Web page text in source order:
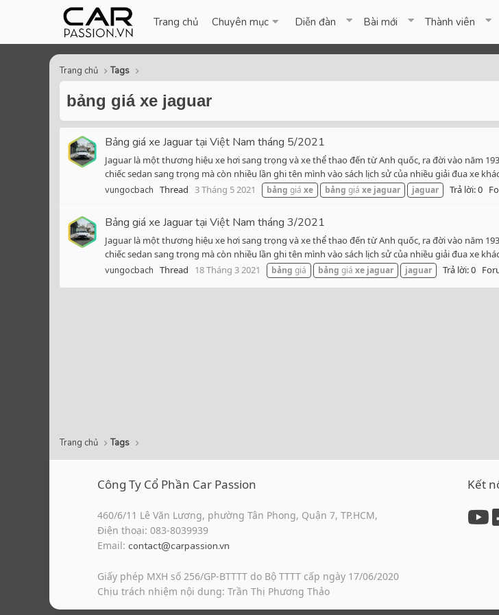
Trang chủ Chuyên mục Diễn đàn Bài mới Thành viên
Trang chủ Tags
bảng giá xe jaguar
Bảng giá xe Jaguar tại Việt Nam tháng 5/2021
Jaguar là một thương hiệu xe hơi sang trọng và xe thể thao đến từ Anh quốc, ra đời vào năm
chiếc sedan sang trọng mà còn nhiều lần ghi tên mình vào sách lịch sử của nhiều giải đua xe
vungocbach Thread 3 Tháng 5 2021 bảng giá xe bảng giá xe jaguar jaguar Trả lời: 0
Bảng giá xe Jaguar tại Việt Nam tháng 3/2021
Jaguar là một thương hiệu xe hơi sang trọng và xe thể thao đến từ Anh quốc, ra đời vào năm
chiếc sedan sang trọng mà còn nhiều lần ghi tên mình vào sách lịch sử của nhiều giải đua xe
vungocbach Thread 18 Tháng 3 2021 bảng giá bảng giá xe jaguar jaguar Trả lời: 0
Trang chủ Tags
Công Ty Cổ Phần Car Passion
460/6/11 Lê Văn Lương, phường Tân Phong, Quận 7, TP.HCM,
Điện thoại: 083-8039939
Email: contact@carpassion.vn
Giấy phép MXH số 256/GP-BTTTT do Bộ TTTT cấp ngày 17/06/2020
Chịu trách nhiệm nội dung: Trần Thị Phương Thảo
Kết